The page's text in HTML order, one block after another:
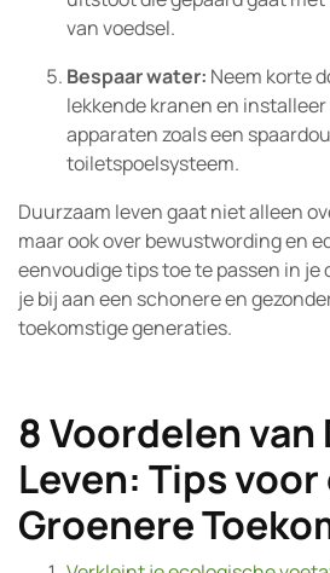
van voedsel.
Bespaar water: Neem korte
lekkende kranen en
apparaten zoals een
toiletspoelsysteem.
Duurzaam leven gaat niet alleen
maar ook over bewustwording en
eenvoudige tips toe te passen in je
je bij aan een schonere en
toekomstige generaties.
8 Voordelen van
Leven: Tips voor
Groenere